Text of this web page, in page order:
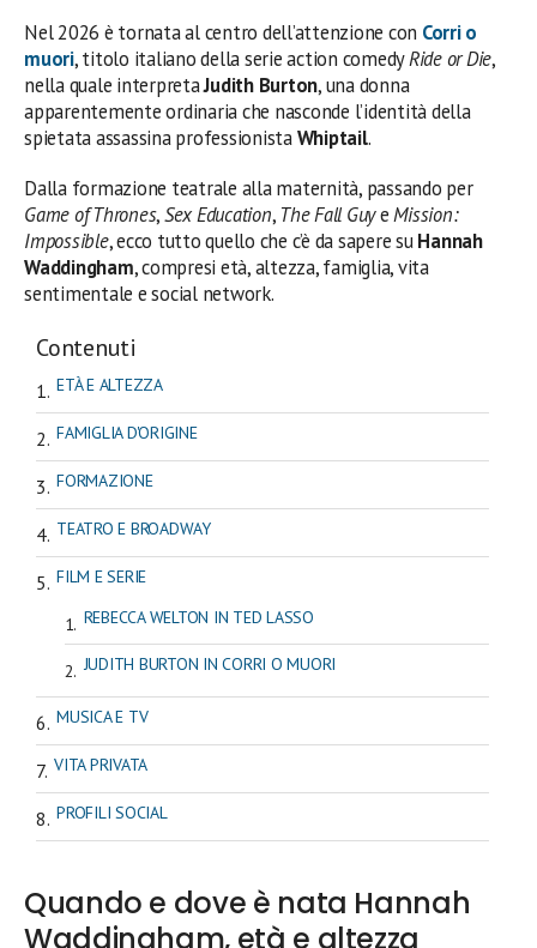
Nel 2026 è tornata al centro dell’attenzione con Corri o
muori, titolo italiano della serie action comedyRide or Die,
nella quale interpretaJudith Burton, una donna
apparentemente ordinaria che nasconde l’identità della
spietata assassina professionistaWhiptail.
Dalla formazione teatrale alla maternità, passando per
Game of Thrones,Sex Education, The Fall GuyeMission:
Impossible, ecco tutto quello che c’è da sapere suHannah
Waddingham, compresi età, altezza, famiglia, vita
sentimentale e social network.
Contenuti
ETÀ E ALTEZZA
FAMIGLIA D'ORIGINE
FORMAZIONE
TEATRO E BROADWAY
FILM E SERIE
REBECCA WELTON IN TED LASSO
JUDITH BURTON IN CORRI O MUORI
MUSICA E TV
VITA PRIVATA
PROFILI SOCIAL
Quando e dove è nata Hannah
Waddingham, età e altezza